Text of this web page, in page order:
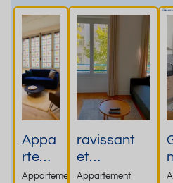
Appa
rteme
nt de
Appartement
ravissant
et
charmant
Appartement